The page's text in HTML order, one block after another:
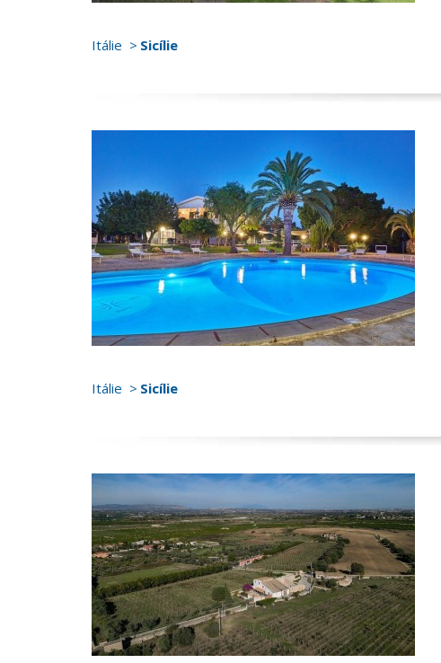
Itálie Sicílie
Itálie Sicílie